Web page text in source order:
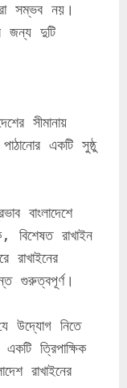
সম্ভব নয়।
জন্য দুটি
সীমানায়
একটি সুষ্ঠু
বাংলাদেশে
বিশেষত রাখাইন
রাখাইনের
গুরুত্বপূর্ণ।
উদ্যোগ নিতে
ত্রিপাক্ষিক
রাখাইনের